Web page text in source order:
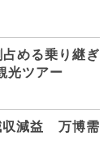
める乗り継ぎ
光ツアー
収減益 万博需